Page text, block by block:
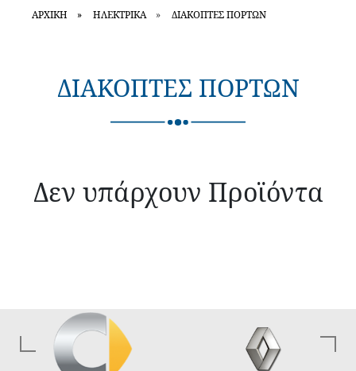
ΑΡΧΙΚΗ ΗΛΕΚΤΡΙΚΑ ΔΙΑΚΟΠΤΕΣ ΠΟΡΤΩΝ
ΔΙΑΚΟΠΤΕΣ ΠΟΡΤΩΝ
Δεν υπάρχουν Προϊόντα